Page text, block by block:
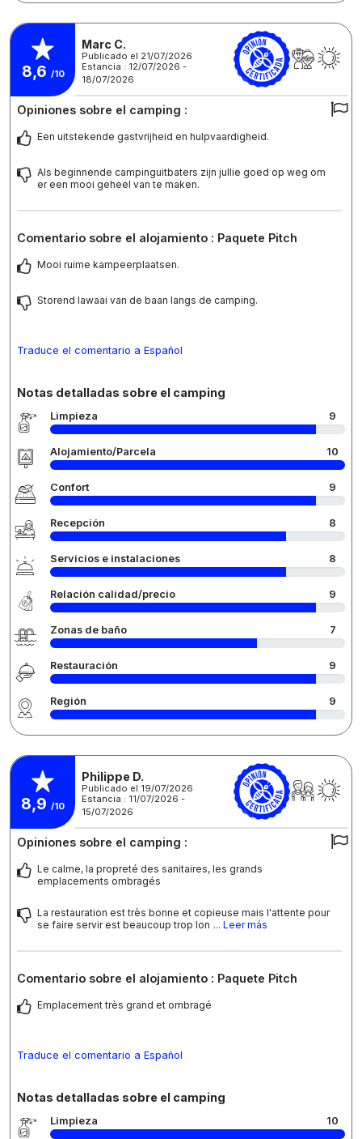
8,6 /10
Marc C.
Publicado el 21/07/2026
Estancia : 12/07/2026 -
18/07/2026
Opiniones sobre el camping :
Een uitstekende gastvrijheid en hulpvaardigheid.
Als beginnende campinguitbaters zijn jullie goed op weg om
er een mooi geheel van te maken.
Comentario sobre el alojamiento : Paquete Pitch
Mooi ruime kampeerplaatsen.
Storend lawaai van de baan langs de camping.
Traduce el comentario a Español
Notas detalladas sobre el camping
Limpieza 9
Alojamiento/Parcela 10
Confort 9
Recepción 8
Servicios e instalaciones 8
Relación calidad/precio 9
Zonas de baño 7
Restauración 9
Región 9
8,9 /10
Philippe D.
Publicado el 19/07/2026
Estancia : 11/07/2026 -
15/07/2026
Opiniones sobre el camping :
Le calme, la propreté des sanitaires, les grands
emplacements ombragés
La restauration est très bonne et copieuse mais l'attente pour
se faire servir est beaucoup trop lon ... Leer más
Comentario sobre el alojamiento : Paquete Pitch
Emplacement très grand et ombragé
Traduce el comentario a Español
Notas detalladas sobre el camping
Limpieza 10